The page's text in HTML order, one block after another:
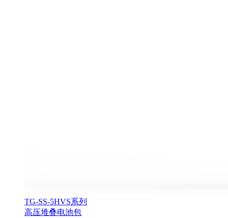
TG-SS-5HVS系列
高压堆叠电池包